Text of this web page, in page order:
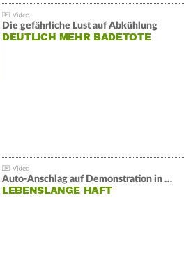
Die gefährliche Lust auf Abkühlung
DEUTLICH MEHR BADETOTE
Auto-Anschlag auf Demonstration in München:
LEBENSLANGE HAFT